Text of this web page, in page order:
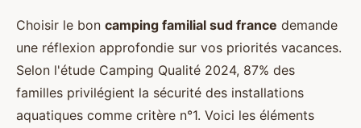
Choisir le bon camping familial sud france demande
une réflexion approfondie sur vos priorités vacances.
Selon l'étude Camping Qualité 2024, 87% des
familles privilégient la sécurité des installations
aquatiques comme critère n°1. Voici les éléments